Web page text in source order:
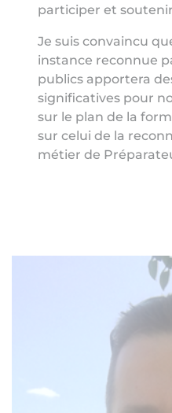
participer et soutenir
Je suis convaincu
instance reconnue
publics apportera
significatives pour
sur le plan de la
sur celui de la
métier de